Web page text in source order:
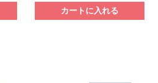
カートに入れる